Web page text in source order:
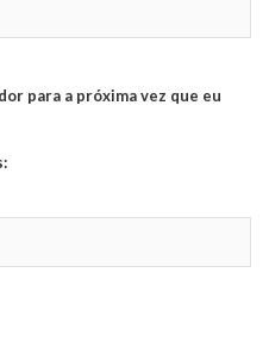
para a próxima vez que eu